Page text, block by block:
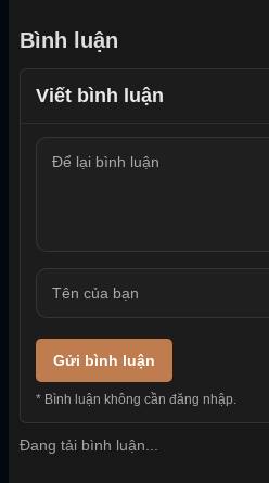
Bình luận
Viết bình luận
Gửi bình luận
* Bình luận không cần đăng nhập.
Đang tải bình luận...